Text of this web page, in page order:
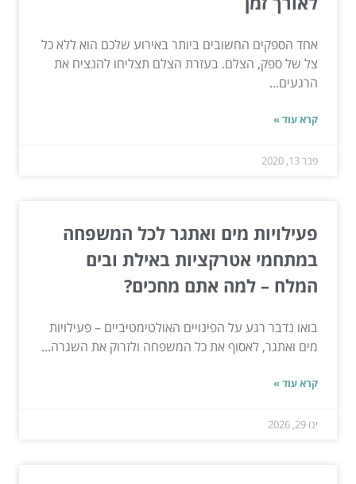
אחד הספקים החשובים ביותר באירוע שלכם הוא ללא כל
צל של ספק, הצלם. בעזרת הצלם תצליחו להנציח את
הרגעים...
קרא עוד »
פבר 13, 2020
פעילויות מים ואתגר לכל המשפחה
במתחמי אטרקציות באילת ובים
המלח – למה אתם מחכים?
בואו נדבר רגע על הפינויים האולטימטיביים – פעילויות
מים ואתגר, לאסוף את כל המשפחה ולזרוק את השגרה...
קרא עוד »
ינו 29, 2026